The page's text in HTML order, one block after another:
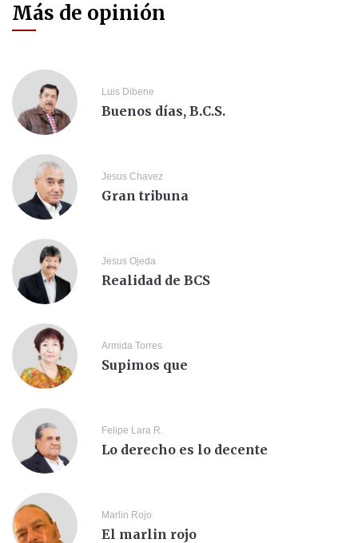
Más de opinión
Luis Dibene
Buenos días, B.C.S.
Jesus Chavez
Gran tribuna
Jesus Ojeda
Realidad de BCS
Armida Torres
Supimos que
Felipe Lara R.
Lo derecho es lo decente
Marlin Rojo
El marlin rojo